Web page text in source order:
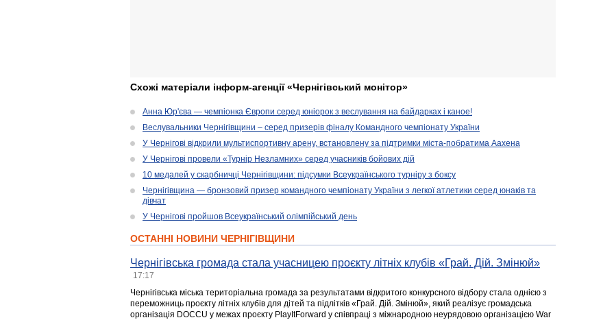
Схожі матеріали інформ-агенції «Чернігівський монітор»
Анна Юр'єва — чемпіонка Європи серед юніорок з веслування на байдарках і каное!
Веслувальники Чернігівщини – серед призерів фіналу Командного чемпіонату України
У Чернігові відкрили мультиспортивну арену, встановлену за підтримки міста-побратима Аахена
У Чернігові провели «Турнір Незламних» серед учасників бойових дій
10 медалей у скарбничці Чернігівщини: підсумки Всеукраїнського турніру з боксу
Чернігівщина — бронзовий призер командного чемпіонату України з легкої атлетики серед юнаків та
дівчат
У Чернігові пройшов Всеукраїнський олімпійський день
ОСТАННІ НОВИНИ ЧЕРНІГІВЩИНИ
Чернігівська громада стала учасницею проєкту літніх клубів «Грай. Дій. Змінюй»
17:17
Чернігівська міська територіальна громада за результатами відкритого конкурсного відбору стала однією з
переможниць проєкту літніх клубів для дітей та підлітків «Грай. Дій. Змінюй», який реалізує громадська
організація DOCCU у межах проєкту PlayItForward у співпраці з міжнародною неурядовою організацією War